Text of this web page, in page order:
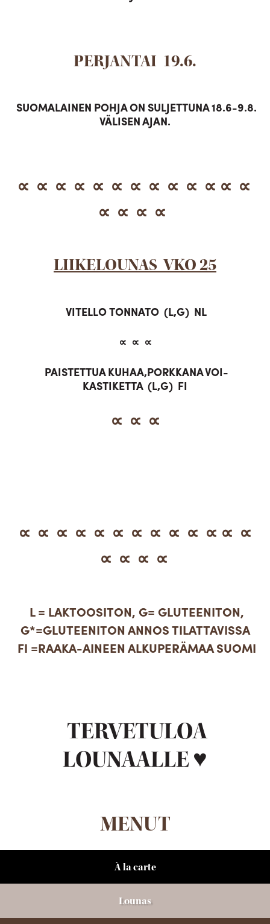
PERJANTAI 19.6.
SUOMALAINEN POHJA ON SULJETTUNA 18.6-9.8.
VÄLISEN AJAN.
∝ ∝ ∝ ∝ ∝ ∝ ∝ ∝ ∝ ∝ ∝ ∝ ∝
∝ ∝ ∝ ∝
LIIKELOUNAS VKO 25
VITELLO TONNATO (L,G) NL
∝ ∝ ∝
PAISTETTUA KUHAA,PORKKANA VOI-
KASTIKETTA (L,G) FI
∝ ∝ ∝
∝ ∝ ∝ ∝ ∝ ∝ ∝ ∝ ∝ ∝ ∝ ∝ ∝
∝ ∝ ∝ ∝
L = LAKTOOSITON, G= GLUTEENITON,
G*=GLUTEENITON ANNOS TILATTAVISSA
FI =RAAKA-AINEEN ALKUPERÄMAA SUOMI
TERVETULOA
LOUNAALLE ♥
MENUT
À la carte
Lounas